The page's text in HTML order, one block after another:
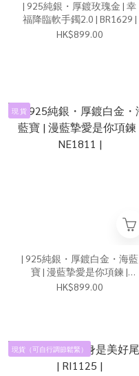
| 925純銀・厚鍍玫瑰金 | 幸
福降臨軟手鐲2.0 | BR1629 |
HK$899.00
現 貨
| 925純銀・厚鍍白金・海藍
寶 | 漫藍摯愛是你項鍊 |
NE1811 |
HK$899.00
現貨（可自行調節鬆緊）